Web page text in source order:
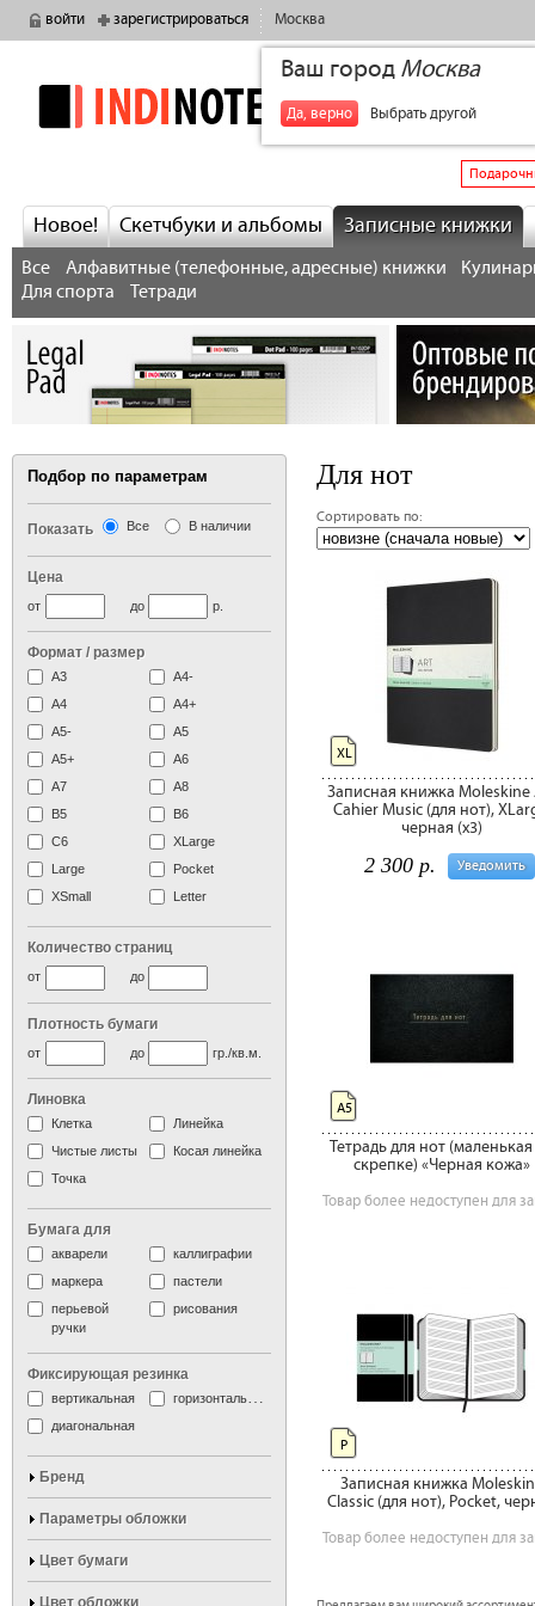
войти зарегистрироваться Москва
Ваш город Москва
Да, верно Выбрать другой
indinotes
Новое! Скетчбуки и альбомы Записные книжки
Все Алфавитные (телефонные, адресные) книжки
Для спорта
Тетради
Для нот
Сортировать по:
Записная книжка Moleskine
Cahier Music (для нот),
черная (х3)
Уведомить
2 300 р.
XL
Тетрадь для нот
скрепке) «Черная кожа»
Товар более недоступен для
А5
Записная книжка
Classic (для нот), Pocket,
Товар более недоступен для
P
Подбор по параметрам
Показать Все В наличии
Цена
до
от р.
Формат / размер
А3
А4-
А4
A4+
А5-
А5
A5+
А6
А7
A8
B5
B6
C6
XLarge
Large
Pocket
XSmall
Letter
Количество страниц
до
от
Плотность бумаги
до
от гр./кв.м.
Линовка
Клетка
Линейка
Чистые листы
Косая линейка
Точка
Бумага для
акварели
каллиграфии
маркера
пастели
перьевой
ручки
рисования
Фиксирующая резинка
вертикальная
горизонтальная
диагональная
Бренд
Параметры обложки
Цвет бумаги
Цвет обложки